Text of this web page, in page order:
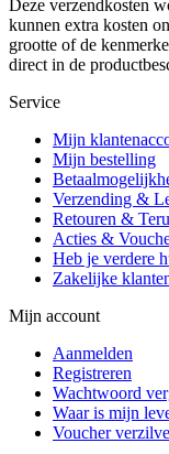
Deze verzendkosten
kunnen extra kosten
grootte of de
direct in de
Service
Mijn
Mijn bestelling
Verzending &
Retouren &
Acties &
Heb je verdere
Zakelijke
Mijn account
Aanmelden
Registreren
Wachtwoord
Waar is mijn
Voucher